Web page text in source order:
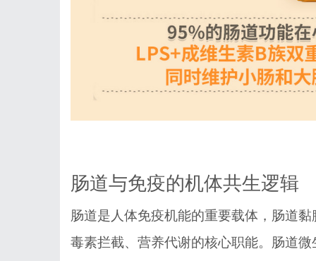
肠道与免疫的机体共生逻辑
肠道是人体免疫机能的重要载体，肠道
毒素拦截、营养代谢的核心职能。肠道